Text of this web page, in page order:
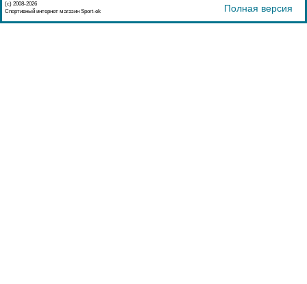
(с) 2008-2026
Спортивный интернет магазин Sport-ek
Полная версия